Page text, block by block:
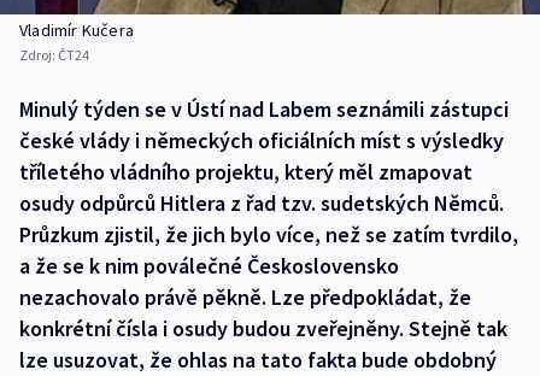
Vladimír Kučera
Zdroj: ČT24
Minulý týden se v Ústí nad Labem seznámili zástupci
české vlády i německých oficiálních míst s výsledky
tříletého vládního projektu, který měl zmapovat
osudy odpůrců Hitlera z řad tzv. sudetských Němců.
Průzkum zjistil, že jich bylo více, než se zatím tvrdilo,
a že se k nim poválečné Československo
nezachovalo právě pěkně. Lze předpokládat, že
konkrétní čísla i osudy budou zveřejněny. Stejně tak
lze usuzovat, že ohlas na tato fakta bude obdobný